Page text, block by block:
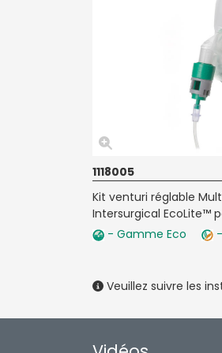
1118005
Kit venturi réglable
Intersurgical EcoLite™
- Gamme Eco
Veuillez suivre les